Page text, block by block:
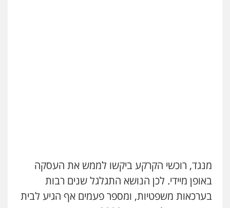
מנגד, רוכשי הקרקע ביקשו לממש את העסקה
באופן מיידי. לכן הנושא התגלגל שנים רבות
בערכאות משפטיות, ומספר פעמים אף הגיע לבית